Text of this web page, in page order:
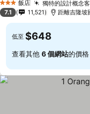
3 星級 飯店 獨特的設計概念
7.1 11,521 距離吉隆坡
低至 $648
查看其他 6 個網站的價格